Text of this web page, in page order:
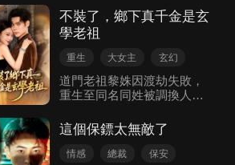
喊為猫妖。但他卻說：“不管
你是人是猫，我都娶定了。”
千年等待，一世相守。 她終
於不用再躲，卻為了保護師
然而，直到一天直播的時
候，一個風水大師卻突然告
誡我。 “你的狗不能養了，
狗露人相，不是成妖，就是
成邪！” “不出幾天，你必死
無疑！” 可他不知道是，我
所做的一切，就是爲了讓他
不裝了，鄉下真千金是玄
學老祖
重生 大女主
玄幻
逆襲
反擊 現代言情
道門老祖黎姝因渡劫失敗，
重生至同名同姓被調換人生
父的謀殺、假千金的算計，
她以雷霆手段反擊，一步步
揭穿假千金的真面目。 重活
這個保鏢太無敵了
情感 總裁
保安